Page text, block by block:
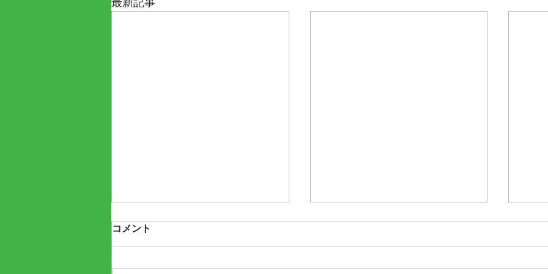
最新記事
コメント